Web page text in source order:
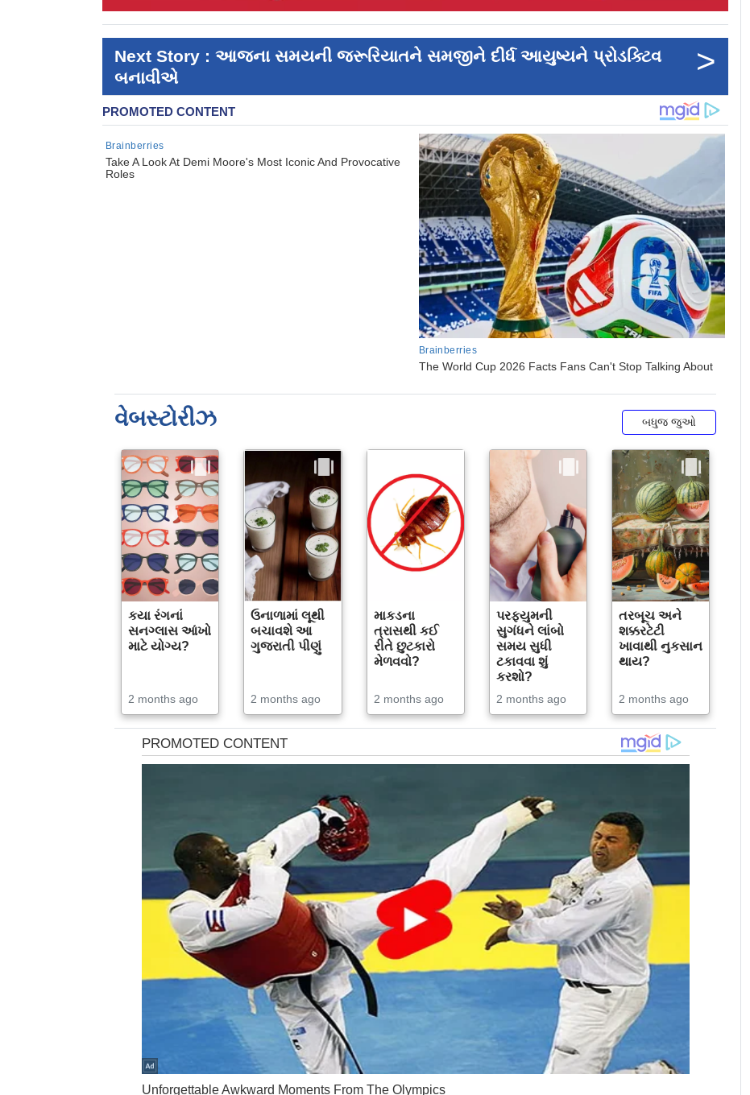
Next Story : આજના સમયની જરૂરિયાતને સમજીને દીર્ધ આયુષ્યને પ્રોડક્ટિવ
બનાવીએ
>
વેબસ્ટોરીઝ બધુજ જુઓ
કયા રંગનાં
સનગ્લાસ આંખો
માટે યોગ્ય?
2 months ago
ઉનાળામાં લૂથી
બચાવશે આ
ગુજરાતી પીણું
2 months ago
માકડના
ત્રાસથી કઈ
રીતે છુટકારો
મેળવવો?
2 months ago
પરફ્યુમની
સુગંધને લાંબો
સમય સુધી
ટકાવવા શું
કરશો?
2 months ago
તરબૂચ અને
શક્કરટેટી
ખાવાથી નુકસાન
થાય?
2 months ago